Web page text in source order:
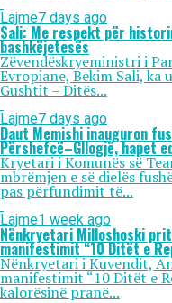
Lajme7 days ago
Sali: Me respekt për
bashkëjetesës
Zëvendëskryeministri i
Evropiane, Bekim Sali,
Gushtit – Ditës...
Lajme7 days ago
Daut Memishi inauguron
Përshefcë–Gllogjë, hapet
Kryetari i Komunës së
mbrëmjen e së dielës
pas përfundimit të...
Lajme1 week ago
Nënkryetari Milloshoski
manifestimit “10 Ditët e
Nënkryetari i Kuvendit,
manifestimit “10 Ditët e
kalorësinë pranë...